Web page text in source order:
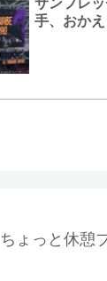
サンフレ
手、おか
ちょっと休憩